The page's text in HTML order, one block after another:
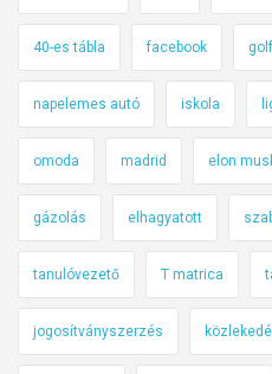
40-es tábla facebook golf
napelemes autó iskola
omoda madrid elon
gázolás elhagyatott
tanulóvezető T matrica
jogosítványszerzés